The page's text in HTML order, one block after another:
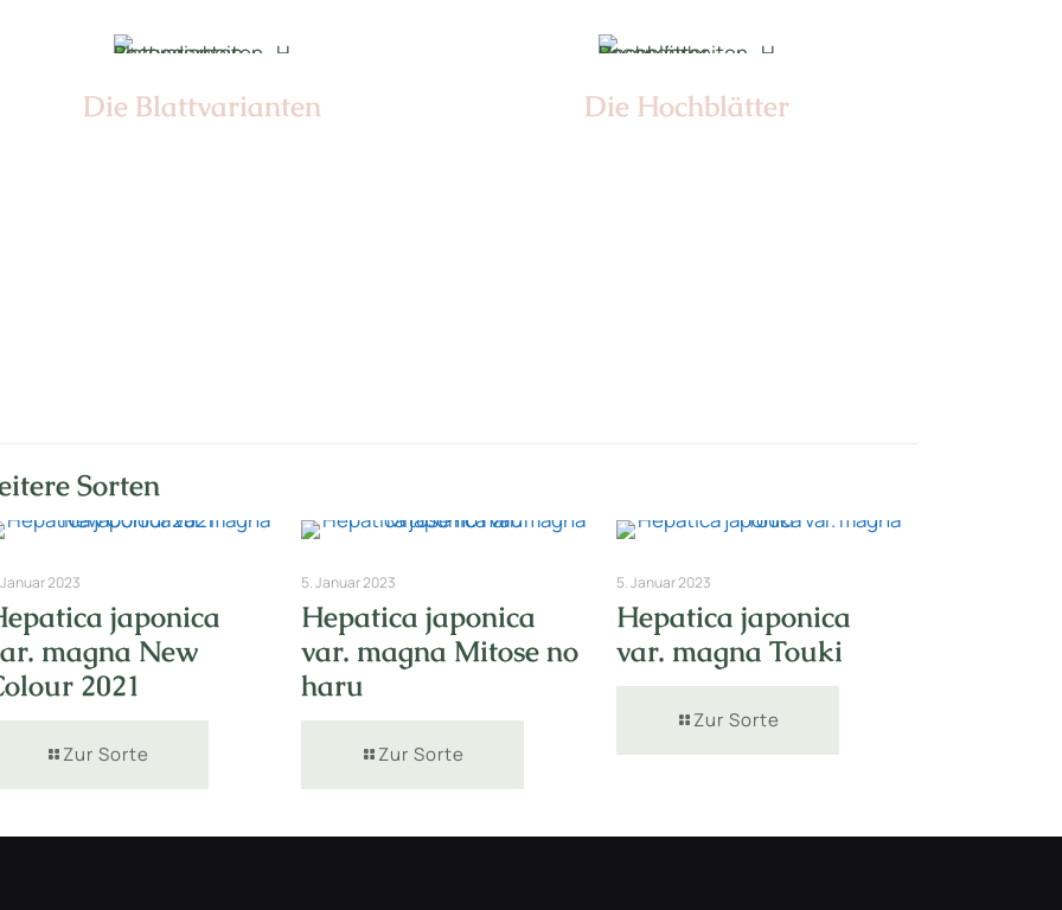
Die Blattvarianten Die Hochblätter
Sorten
2023
japonica
magna New
2021
Zur Sorte
5. Januar 2023
Hepatica japonica
var. magna Mitose no
haru
Zur Sorte
5. Januar 2023
Hepatica japonica
var. magna Touki
Zur Sorte